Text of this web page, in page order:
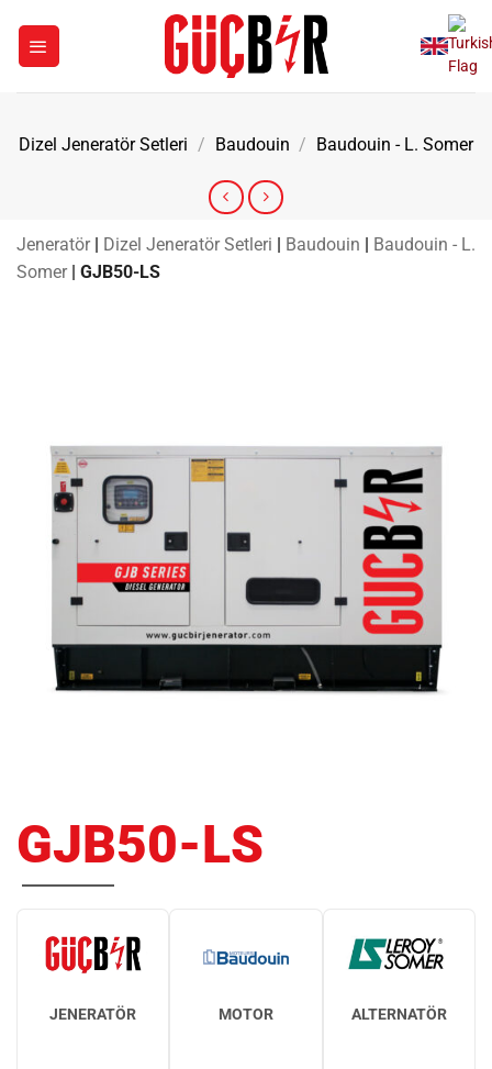
Dizel Jeneratör Setleri / Baudouin / Baudouin - L. Somer
Jeneratör | Dizel Jeneratör Setleri | Baudouin | Baudouin - L.
Somer | GJB50-LS
GJB50-LS
JENERATÖR MOTOR ALTERNATÖR